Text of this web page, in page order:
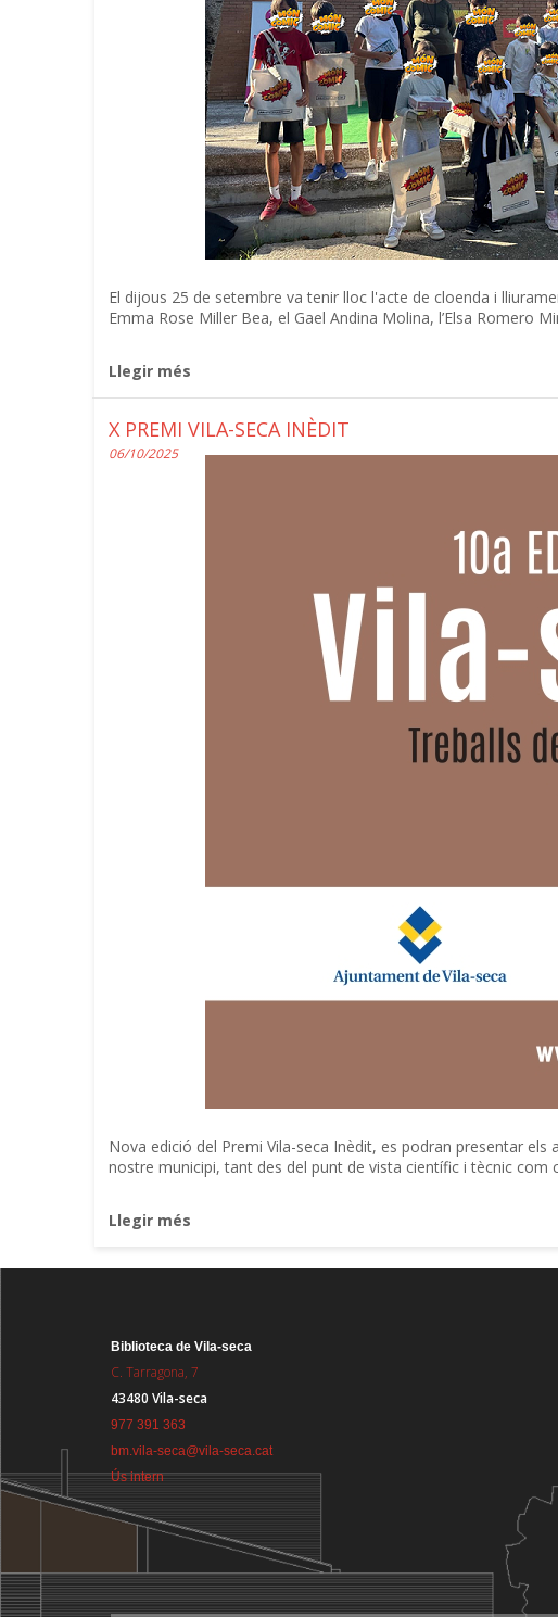
El dijous 25 de setembre va tenir lloc l'acte de cloenda i
Emma Rose Miller Bea, el Gael Andina Molina, l’Elsa Romero
Llegir més
X PREMI VILA-SECA INÈDIT
06/10/2025
Nova edició del Premi Vila-seca Inèdit, es podran presentar
nostre municipi, tant des del punt de vista científic i tècnic com
Llegir més
Biblioteca de Vila-seca
C. Tarragona, 7
43480 Vila-seca
977 391 363
bm.vila-seca@vila-seca.cat
Ús intern